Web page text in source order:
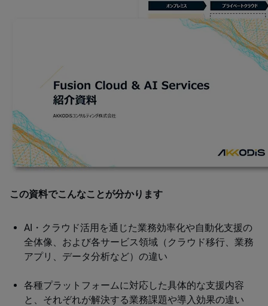
この資料でこんなことが分かります
AI・クラウド活用を通じた業務効率化や自動化支援の
全体像、および各サービス領域（クラウド移行、業務
アプリ、データ分析など）の違い
各種プラットフォームに対応した具体的な支援内容
と、それぞれが解決する業務課題や導入効果の違い